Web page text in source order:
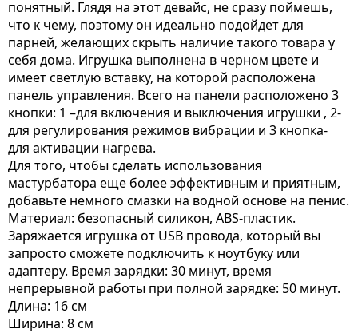
понятный. Глядя на этот девайс, не сразу поймешь,
что к чему, поэтому он идеально подойдет для
парней, желающих скрыть наличие такого товара у
себя дома. Игрушка выполнена в черном цвете и
имеет светлую вставку, на которой расположена
панель управления. Всего на панели расположено 3
кнопки: 1 –для включения и выключения игрушки , 2-
для регулирования режимов вибрации и 3 кнопка-
для активации нагрева.
Для того, чтобы сделать использования
мастурбатора еще более эффективным и приятным,
добавьте немного смазки на водной основе на пенис.
Материал: безопасный силикон, ABS-пластик.
Заряжается игрушка от USB провода, который вы
запросто сможете подключить к ноутбуку или
адаптеру. Время зарядки: 30 минут, время
непрерывной работы при полной зарядке: 50 минут.
Длина: 16 см
Ширина: 8 см